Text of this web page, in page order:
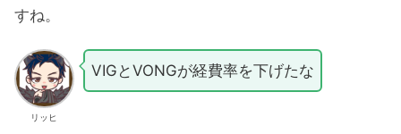
すね。
リッヒ
VIGとVONGが経費率を下げたな